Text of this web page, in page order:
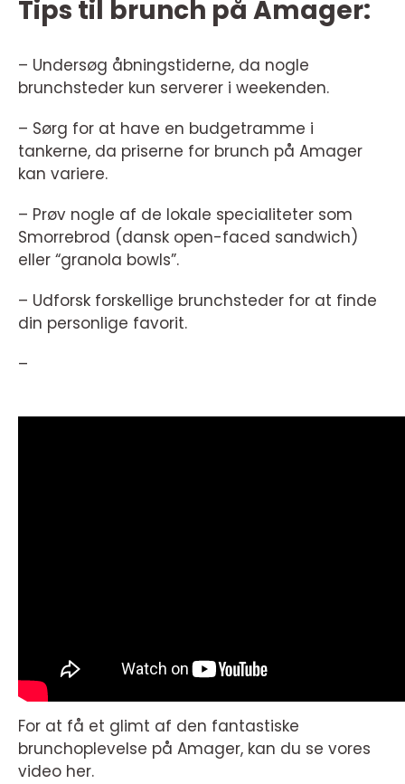
Tips til brunch på Amager:
– Undersøg åbningstiderne, da nogle
brunchsteder kun serverer i weekenden.
– Sørg for at have en budgetramme i
tankerne, da priserne for brunch på Amager
kan variere.
– Prøv nogle af de lokale specialiteter som
Smorrebrod (dansk open-faced sandwich)
eller “granola bowls”.
– Udforsk forskellige brunchsteder for at finde
din personlige favorit.
–
For at få et glimt af den fantastiske
brunchoplevelse på Amager, kan du se vores
video her.